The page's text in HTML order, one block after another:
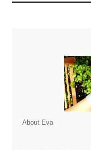
About Eva